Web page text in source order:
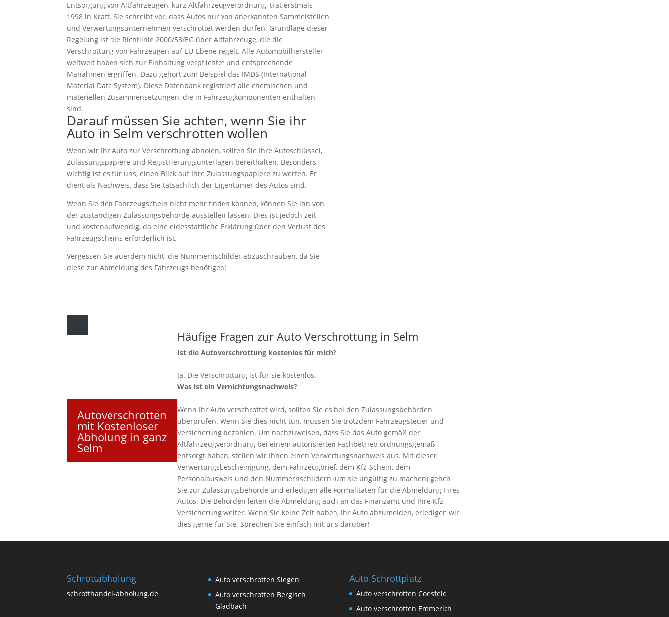
Entsorgung von Altfahrzeugen, kurz Altfahrzeugverordnung, trat erstmals
1998 in Kraft. Sie schreibt vor, dass Autos nur von anerkannten Sammelstellen
und Verwertungsunternehmen verschrottet werden dürfen. Grundlage dieser
Regelung ist die Richtlinie 2000/53/EG über Altfahrzeuge, die die
Verschrottung von Fahrzeugen auf EU-Ebene regelt. Alle Automobilhersteller
weltweit haben sich zur Einhaltung verpflichtet und entsprechende
Manahmen ergriffen. Dazu gehört zum Beispiel das IMDS (International
Material Data System). Diese Datenbank registriert alle chemischen und
materiellen Zusammensetzungen, die in Fahrzeugkomponenten enthalten
sind.
Darauf müssen Sie achten, wenn Sie ihr
Auto in Selm verschrotten wollen
Wenn wir Ihr Auto zur Verschrottung abholen, sollten Sie Ihre Autoschlüssel,
Zulassungspapiere und Registrierungsunterlagen bereithalten. Besonders
wichtig ist es für uns, einen Blick auf Ihre Zulassungspapiere zu werfen. Er
dient als Nachweis, dass Sie tatsächlich der Eigentümer des Autos sind.
Wenn Sie den Fahrzeugschein nicht mehr finden können, können Sie ihn von
der zuständigen Zulassungsbehörde ausstellen lassen. Dies ist jedoch zeit-
und kostenaufwendig, da eine eidesstattliche Erklärung über den Verlust des
Fahrzeugscheins erforderlich ist.
Vergessen Sie auerdem nicht, die Nummernschilder abzuschrauben, da Sie
diese zur Abmeldung des Fahrzeugs benötigen!
Autoverschrotten
mit Kostenloser
Abholung in ganz
Selm
Häufige Fragen zur Auto Verschrottung in Selm
Ist die Autoverschrottung kostenlos für mich?
Ja. Die Verschrottung ist für sie kostenlos.
Was ist ein Vernichtungsnachweis?
Wenn Ihr Auto verschrottet wird, sollten Sie es bei den Zulassungsbehörden
überprüfen. Wenn Sie dies nicht tun, müssen Sie trotzdem Fahrzeugsteuer und
Versicherung bezahlen. Um nachzuweisen, dass Sie das Auto gemäß der
Altfahrzeugverordnung bei einem autorisierten Fachbetrieb ordnungsgemäß
entsorgt haben, stellen wir Ihnen einen Verwertungsnachweis aus. Mit dieser
Verwertungsbescheinigung, dem Fahrzeugbrief, dem Kfz-Schein, dem
Personalausweis und den Nummernschildern (um sie ungültig zu machen) gehen
Sie zur Zulassungsbehörde und erledigen alle Formalitäten für die Abmeldung Ihres
Autos. Die Behörden leiten die Abmeldung auch an das Finanzamt und Ihre Kfz-
Versicherung weiter. Wenn Sie keine Zeit haben, Ihr Auto abzumelden, erledigen wir
dies gerne für Sie. Sprechen Sie einfach mit uns darüber!
Schrottabholung
schrotthandel-abholung.de
Auto verschrotten Siegen
Auto verschrotten Bergisch
Gladbach
Auto Schrottplatz
Auto verschrotten Coesfeld
Auto verschrotten Emmerich